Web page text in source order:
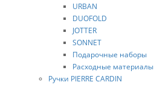
URBAN
DUOFOLD
JOTTER
SONNET
Подарочные наборы
Расходные материалы
Ручки PIERRE CARDIN